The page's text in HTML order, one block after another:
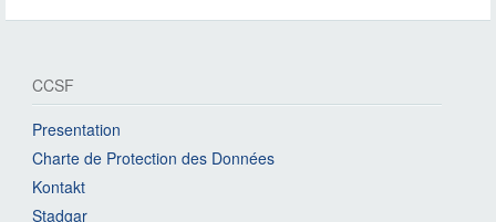
CCSF
Presentation
Charte de Protection des Données
Kontakt
Stadgar